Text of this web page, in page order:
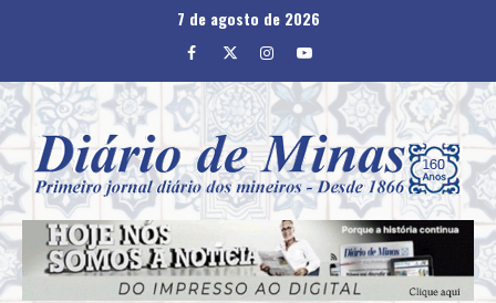
7 de agosto de 2026
Facebook
TwitterInstagram
Youtube